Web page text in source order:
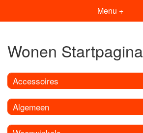
Menu +
Wonen Startpagina
Accessoires
Algemeen